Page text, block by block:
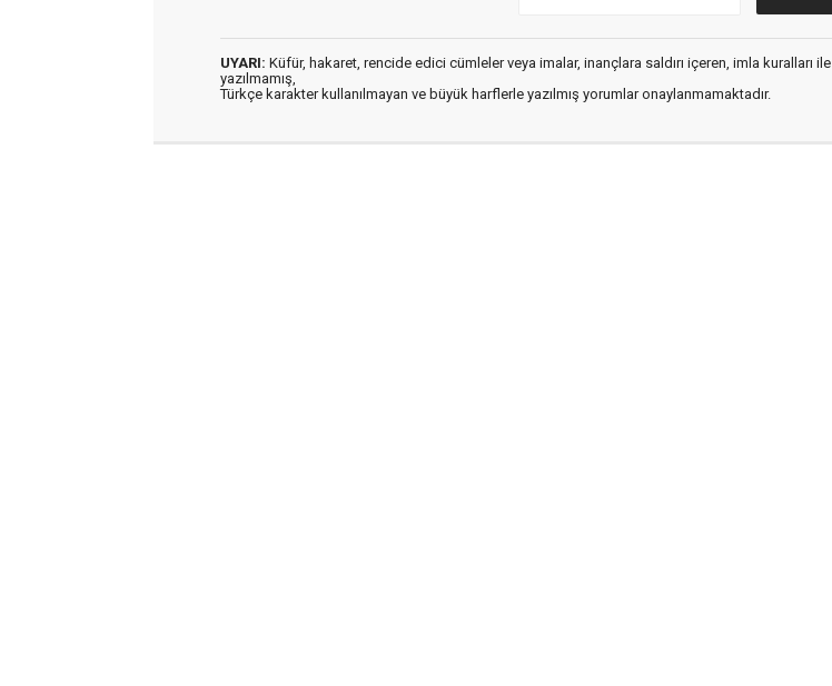
UYARI: Küfür, hakaret, rencide edici cümleler veya imalar, inançlara saldırı içeren, imla kuralları ile
yazılmamış,
Türkçe karakter kullanılmayan ve büyük harflerle yazılmış yorumlar onaylanmamaktadır.